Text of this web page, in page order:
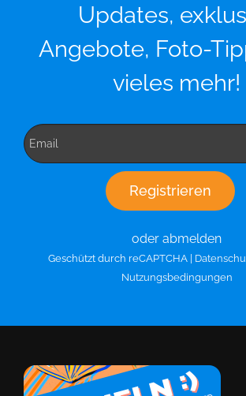
Updates,
Angebote, Foto-
vieles mehr!
oder abmelden
Geschützt durch reCAPTCHA |
Nutzungsbedingungen